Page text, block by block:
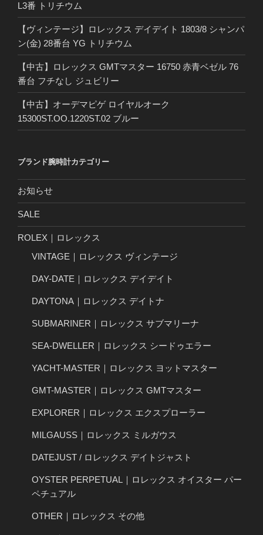
L3番 トリチウム
【ヴィンテージ】ロレックス デイデイト 1803/8 シャンパ
ン(金) 28番台 YG トリチウム
【中古】ロレックス GMTマスター 16750 赤青ベゼル 76
番台 フチなし ジュビリー
【中古】オーデマピゲ ロイヤルオーク
15300ST.OO.1220ST.02 ブルー
ブランド腕時計カテゴリー
お知らせ
SALE
ROLEX｜ロレックス
VINTAGE｜ロレックス ヴィンテージ
DAY-DATE｜ロレックス デイデイト
DAYTONA｜ロレックス デイトナ
SUBMARINER｜ロレックス サブマリーナ
SEA-DWELLER｜ロレックス シードゥエラー
YACHT-MASTER｜ロレックス ヨットマスター
GMT-MASTER｜ロレックス GMTマスター
EXPLORER｜ロレックス エクスプローラー
MILGAUSS｜ロレックス ミルガウス
DATEJUST / ロレックス デイトジャスト
OYSTER PERPETUAL｜ロレックス オイスター パー
ペチュアル
OTHER｜ロレックス その他